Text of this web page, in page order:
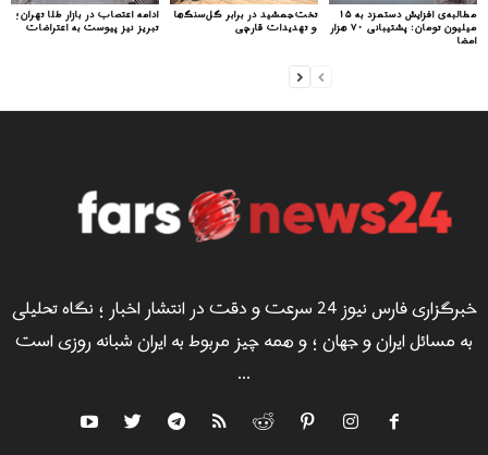
ادامه اعتصاب در بازار طلا تهران؛
تبریز نیز پیوست به اعتراضات
تخت‌جمشید در برابر گل‌سنگ‌ها
و تهدیدات قارچی
مطالبه‌ی افزایش دستمزد به ۱۵
میلیون تومان: پشتیبانی ۷۰ هزار
امضا
خبرگزاری فارس نیوز 24 سرعت و دقت در انتشار اخبار ؛ نگاه تحلیلی
به مسائل ایران و جهان ؛ و همه چیز مربوط به ایران شبانه روزی است
...